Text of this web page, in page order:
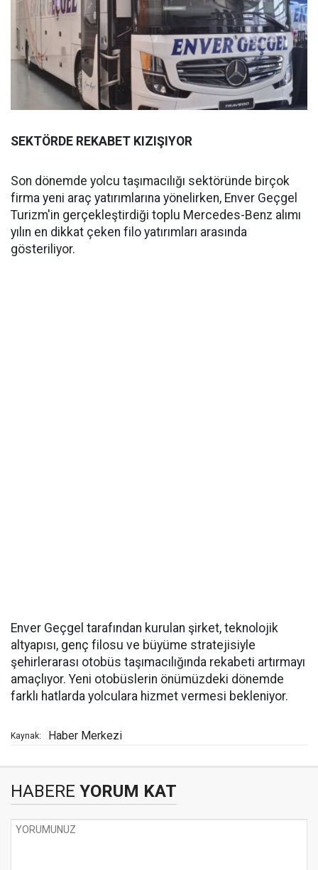
SEKTÖRDE REKABET KIZIŞIYOR
Son dönemde yolcu taşımacılığı sektöründe birçok
firma yeni araç yatırımlarına yönelirken, Enver Geçgel
Turizm'in gerçekleştirdiği toplu Mercedes-Benz alımı
yılın en dikkat çeken filo yatırımları arasında
gösteriliyor.
Enver Geçgel tarafından kurulan şirket, teknolojik
altyapısı, genç filosu ve büyüme stratejisiyle
şehirlerarası otobüs taşımacılığında rekabeti artırmayı
amaçlıyor. Yeni otobüslerin önümüzdeki dönemde
farklı hatlarda yolculara hizmet vermesi bekleniyor.
Kaynak: Haber Merkezi
HABERE YORUM KAT